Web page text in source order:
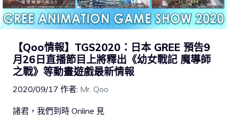
【Qoo情報】TGS2020：日本 GREE 預告9
月26日直播節目上將釋出《幼女戰記 魔導師
之戰》等動畫遊戲最新情報
2020/09/17 作者: Mr. Qoo
諸君，我們到時 Online 見